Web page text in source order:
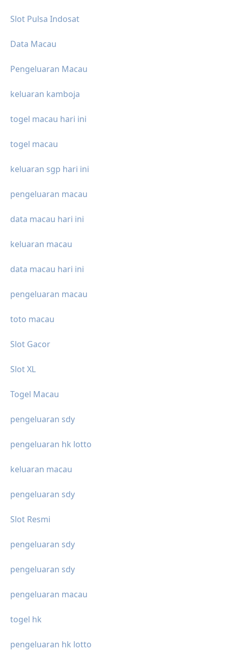
Slot Pulsa Indosat
Data Macau
Pengeluaran Macau
keluaran kamboja
togel macau hari ini
togel macau
keluaran sgp hari ini
pengeluaran macau
data macau hari ini
keluaran macau
data macau hari ini
pengeluaran macau
toto macau
Slot Gacor
Slot XL
Togel Macau
pengeluaran sdy
pengeluaran hk lotto
keluaran macau
pengeluaran sdy
Slot Resmi
pengeluaran sdy
pengeluaran sdy
pengeluaran macau
togel hk
pengeluaran hk lotto